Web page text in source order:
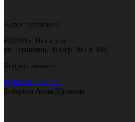
Адрес редакции:
633209 г. Искитим
ул. Пушкина, 39 (оф. 305 и 308)
Корреспондент:
8(383-43) 7-90-60
Зубарева Анна Юрьевна